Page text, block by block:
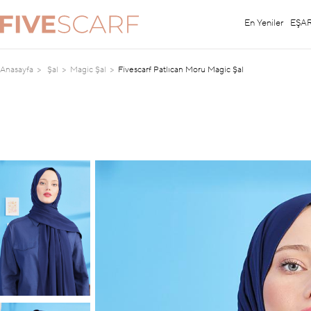
En Yeniler
Anasayfa Şal Magic Şal Fivescarf Patlıcan Moru Magic Şal